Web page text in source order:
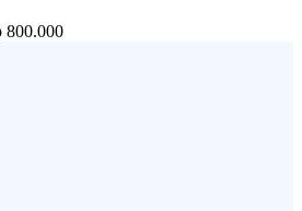
800.000